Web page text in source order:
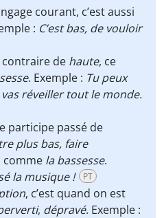
courant, c’est aussi
: C’est bas, de vouloir
contraire de haute, ce
. Exemple : Tu peux
réveiller tout le monde.
participe passé de
plus bas, faire
comme la bassesse.
la musique ! PT
, c’est quand on est
, dépravé. Exemple :